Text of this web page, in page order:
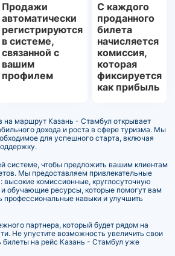
Продажи
автоматически
регистрируются
в системе,
связанной с
вашим
профилем
С каждого
проданного
билета
начисляется
комиссия,
которая
фиксируется
как прибыль
на маршрут Казань - Стамбул открывает
дохода и роста в сфере туризма. Мы
для успешного старта, включая
системе, чтобы предложить вашим клиентам
Мы предоставляем привлекательные
высокие комиссионные, круглосуточную
обучающие ресурсы, которые помогут вам
профессиональные навыки и улучшить
партнера, который будет рядом на
Не упустите возможность увеличить свои
билеты на рейс Казань - Стамбул уже